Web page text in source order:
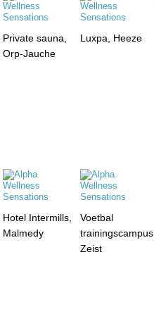
Private sauna,
Orp-Jauche
Luxpa, Heeze
Hotel Intermills,
Malmedy
Voetbal
trainingscampus,
Zeist